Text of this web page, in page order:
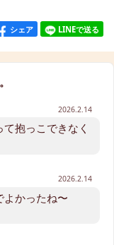
シェア LINEで送る
2026.2.14
抱っこできなく
2026.2.14
よかったね〜